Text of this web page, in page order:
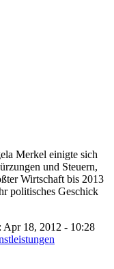
Merkel einigte sich
und Steuern,
Wirtschaft bis 2013
politisches Geschick
Apr 18, 2012 - 10:28